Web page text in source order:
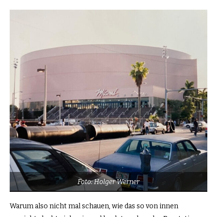
Foto: Holger Werner
Warum also nicht mal schauen, wie das so von innen